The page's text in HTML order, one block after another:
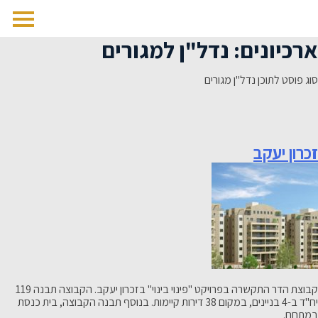
ארכיונים: נדל"ן למגורים
סוג פוסט לתוכן נדל"ן מגורים
זכרון יעקב
קבוצת הדר התקשרה בפרויקט "פינוי בינוי" בזכרון יעקב. הקבוצה תבנה 119
יח"ד ב-4 בניינים, במקום 38 דירות קיימות. בנוסף תבנה הקבוצה, בית כנסת
במתחם.